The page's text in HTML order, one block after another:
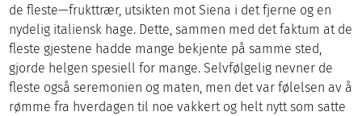
de fleste—frukttrær, utsikten mot Siena i det fjerne og en
nydelig italiensk hage. Dette, sammen med det faktum at de
fleste gjestene hadde mange bekjente på samme sted,
gjorde helgen spesiell for mange. Selvfølgelig nevner de
fleste også seremonien og maten, men det var følelsen av å
rømme fra hverdagen til noe vakkert og helt nytt som satte